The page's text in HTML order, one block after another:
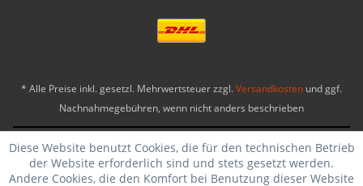
* Alle Preise inkl. gesetzl. Mehrwertsteuer zzgl.Versandkosten und ggf.
Nachnahmegebühren, wenn nicht anders beschrieben
Biker-Ware24® Copyright 2026|Theme by WebSelect
Diese Website benutzt Cookies, die für den technischen Betrieb
der Website erforderlich sind und stets gesetzt werden.
Andere Cookies, die den Komfort bei Benutzung dieser Website